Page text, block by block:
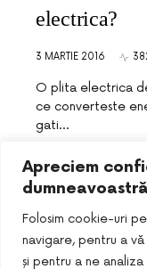
Apreciem
dumneavoastră
Folosim cookie-uri
navigare, pentru a
și pentru a ne
electrica?
3 MARTIE 2016
O plita electrica
ce converteste
gati…